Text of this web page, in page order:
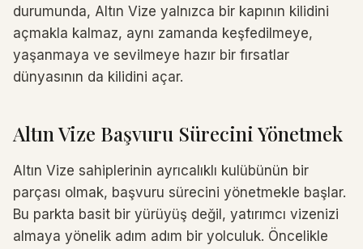
durumunda, Altın Vize yalnızca bir kapının kilidini
açmakla kalmaz, aynı zamanda keşfedilmeye,
yaşanmaya ve sevilmeye hazır bir fırsatlar
dünyasının da kilidini açar.
Altın Vize Başvuru Sürecini Yönetmek
Altın Vize sahiplerinin ayrıcalıklı kulübünün bir
parçası olmak, başvuru sürecini yönetmekle başlar.
Bu parkta basit bir yürüyüş değil, yatırımcı vizenizi
almaya yönelik adım adım bir yolculuk. Öncelikle